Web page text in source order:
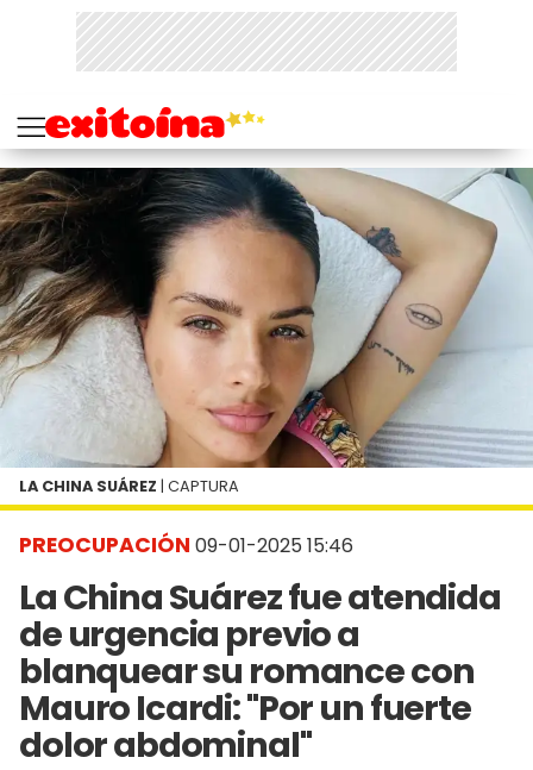
PREOCUPACIÓN 09-01-2025 15:46
La China Suárez fue atendida
de urgencia previo a
blanquear su romance con
Mauro Icardi: "Por un fuerte
dolor abdominal"
LA CHINA SUÁREZ | CAPTURA